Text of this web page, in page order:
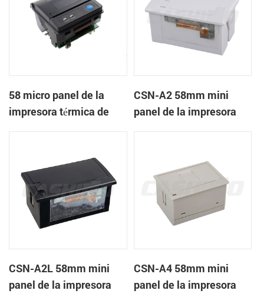
58 micro panel de la
impresora térmica de
CSN-A2 58mm mini
panel de la impresora
CSN-A2L 58mm mini
panel de la impresora
CSN-A4 58mm mini
panel de la impresora